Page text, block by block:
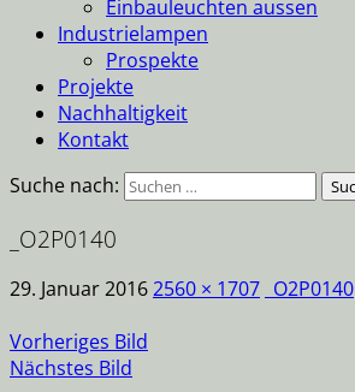
Einbauleuchten aussen
Industrielampen
Prospekte
Projekte
Nachhaltigkeit
Kontakt
Suche nach:
_O2P0140
29. Januar 20162560 × 1707 _O2P0140
Vorheriges Bild
Nächstes Bild